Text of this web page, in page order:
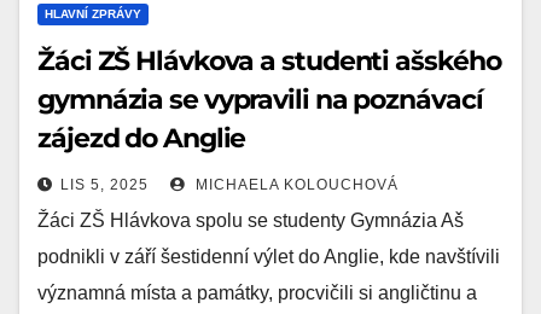
HLAVNÍ ZPRÁVY
Žáci ZŠ Hlávkova a studenti ašského
gymnázia se vypravili na poznávací
zájezd do Anglie
LIS 5, 2025 MICHAELA KOLOUCHOVÁ
Žáci ZŠ Hlávkova spolu se studenty Gymnázia Aš
podnikli v září šestidenní výlet do Anglie, kde navštívili
významná místa a památky, procvičili si angličtinu a